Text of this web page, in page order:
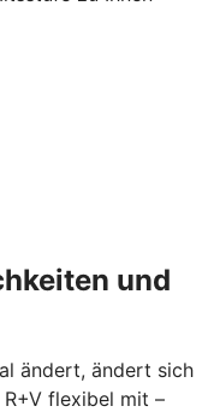
und
ändert, ändert sich
flexibel mit –